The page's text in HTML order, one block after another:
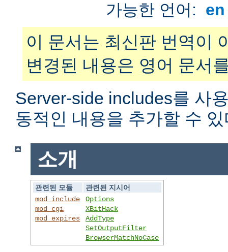
가능한 언어:
이 문서는 최신판 번역이
변경된 내용은 영어 문서
Server-side includes를 사
동적인 내용을 추가할 수 있
소개
관련된 모듈
관련된 지시어
mod_include
mod_cgi
mod_expires
Options
XBitHack
AddType
SetOutputFilter
BrowserMatchNoCase